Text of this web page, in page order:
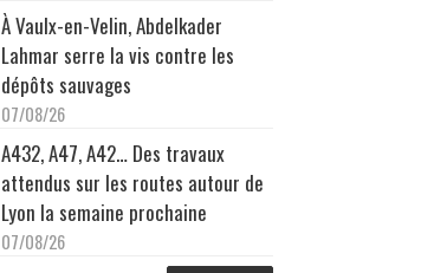
À Vaulx-en-Velin, Abdelkader
Lahmar serre la vis contre les
dépôts sauvages
07/08/26
A432, A47, A42… Des travaux
attendus sur les routes autour de
Lyon la semaine prochaine
07/08/26